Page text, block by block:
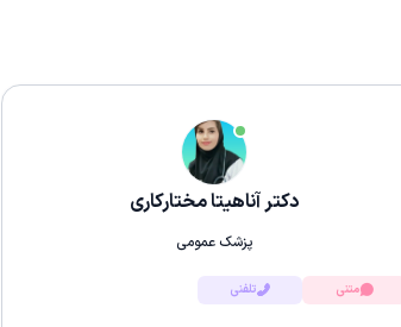
دکتر آناهیتا مختارکاری
پزشک عمومی
متنی تلفنی